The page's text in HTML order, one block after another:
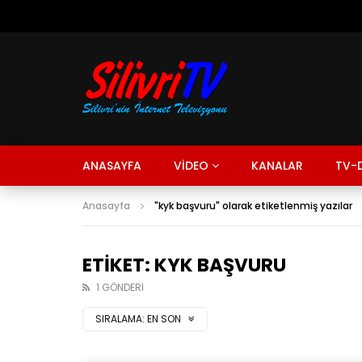
ANASAYFA VİDEO KANALAR TV-
Anasayfa "kyk başvuru" olarak etiketlenmiş yazılar
ETIKET: KYK BAŞVURU
1 GÖNDERI
SIRALAMA: EN SON